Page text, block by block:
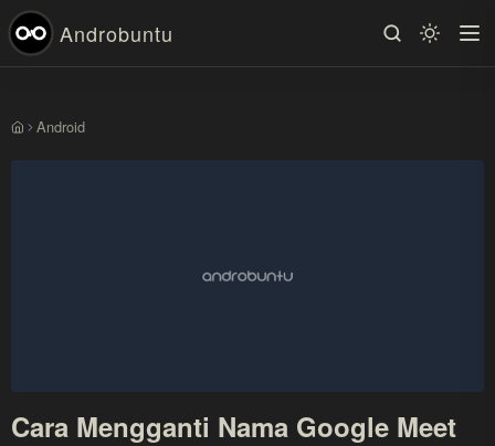
Androbuntu
BerandaAndroid
Cara Mengganti Nama Google Meet